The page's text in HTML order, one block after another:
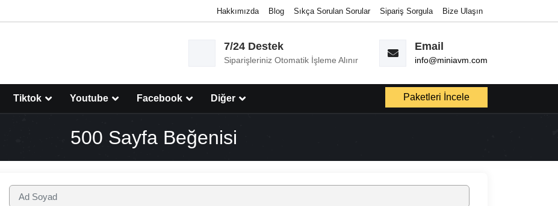
Hakkımızda Blog Sıkça Sorulan Sorular Sipariş Sorgula Bize Ulaşın
7/24 Destek
Siparişleriniz Otomatik İşleme Alınır
Email
info@miniavm.com
Tiktok Youtube Facebook Diğer Paketleri İncele
500 Sayfa Beğenisi